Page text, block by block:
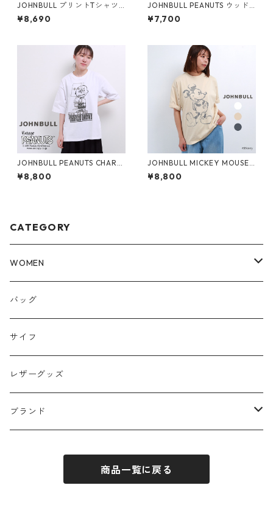
JOHNBULL プリントTシャツ
Patti Smith レディース メン
ズ ジョンブル パティ・スミス
¥8,690
JOHNBULL PEANUTS ウッド
ストック プリントTシャツ レ
ディース メンズ ジョンブル ス
¥7,700
JOHNBULL PEANUTS CHARLI
E BROWN プリントTシャツ
レディース メンズ ジョンブル
¥8,800
JOHNBULL MICKEY MOUSE
プリント Tシャツ レディース
メンズ ジョンブル JT252C02
¥8,800
CATEGORY
WOMEN
トップス
パンツ
スカート
アウター
バッグ
サイフ
レザーグッズ
ブランド
JHON BULL / ジョンブル
商品一覧に戻る